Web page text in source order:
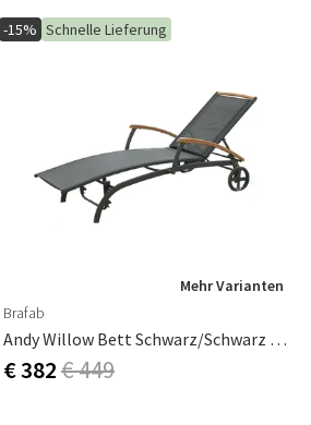
-15% Schnelle Lieferung
Mehr Varianten
Brafab
Andy Willow Bett Schwarz/Schwarz Teak
€ 382€ 449